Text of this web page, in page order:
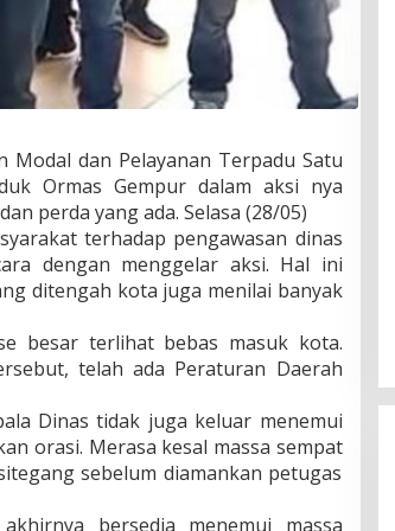
Modal dan Pelayanan Terpadu Satu
Ormas Gempur dalam aksi nya
perda yang ada. Selasa (28/05)‎
terhadap pengawasan dinas
dengan menggelar aksi. Hal ini
ditengah kota juga menilai banyak
besar terlihat bebas masuk kota.
telah ada Peraturan Daerah
Dinas tidak juga keluar menemui
orasi. Merasa kesal massa sempat
sebelum diamankan petugas
bersedia menemui massa